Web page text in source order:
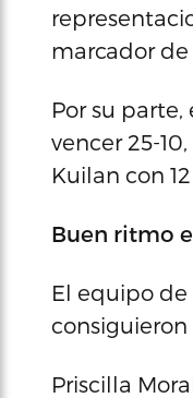
marcador de
Por su
vencer 25-
Kuilan con
Buen ritmo
El equipo
consiguieron
Priscilla